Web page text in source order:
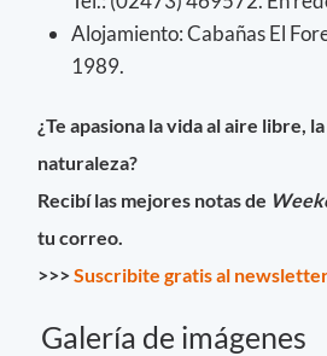
Alojamiento: Cabañas El
1989.
¿Te apasiona la vida al aire libre,
naturaleza?
Recibí las mejores notas de
tu correo.
>>>Suscribite gratis al
Galería de imágenes